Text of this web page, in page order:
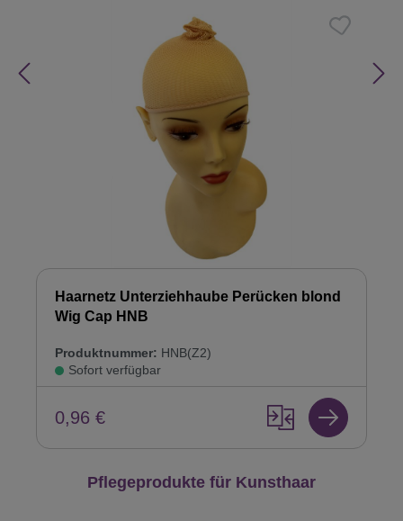
Haarnetz Unterziehhaube Perücken blond
Wig Cap HNB
Produktnummer: HNB(Z2)
Sofort verfügbar
0,96 €
Produktgalerie überspringen
Pflegeprodukte für Kunsthaar